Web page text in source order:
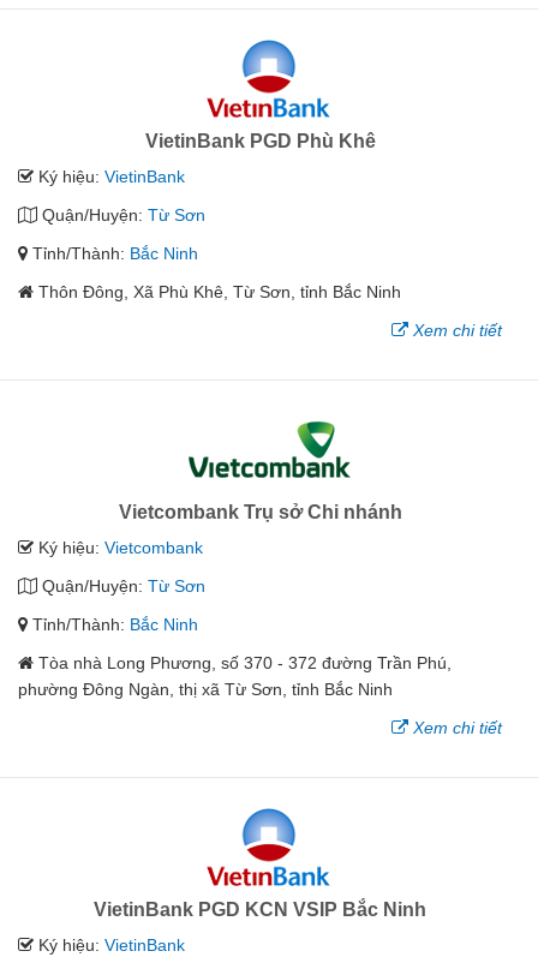
VietinBank PGD Phù Khê
Ký hiệu: VietinBank
Quận/Huyện: Từ Sơn
Tỉnh/Thành: Bắc Ninh
Thôn Đông, Xã Phù Khê, Từ Sơn, tỉnh Bắc Ninh
Xem chi tiết
Vietcombank Trụ sở Chi nhánh
Ký hiệu: Vietcombank
Quận/Huyện: Từ Sơn
Tỉnh/Thành: Bắc Ninh
Tòa nhà Long Phương, số 370 - 372 đường Trần Phú,
phường Đông Ngàn, thị xã Từ Sơn, tỉnh Bắc Ninh
Xem chi tiết
VietinBank PGD KCN VSIP Bắc Ninh
Ký hiệu: VietinBank